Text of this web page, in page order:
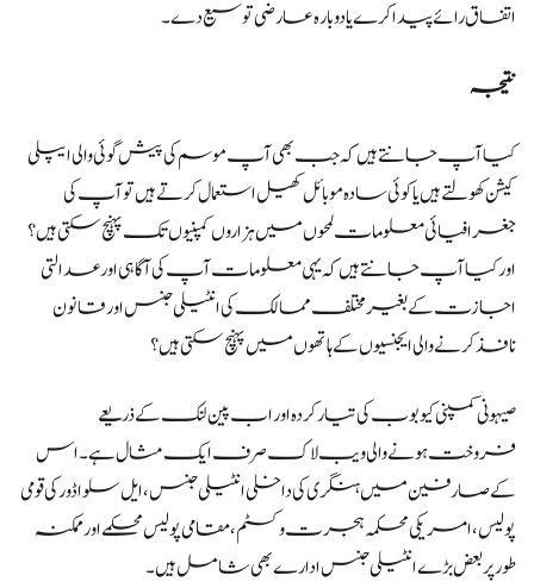
اتفاق رائے پیدا کرے یا دوبارہ عارضی توسیع دے۔
نتیجہ
کیا آپ جانتے ہیں کہ جب بھی آپ موسم کی پیش گوئی والی ایپلی
کیشن کھولتے ہیں یا کوئی سادہ موبائل کھیل استعمال کرتے ہیں تو آپ کی
جغرافیائی معلومات لمحوں میں ہزاروں کمپنیوں تک پہنچ سکتی ہیں؟
اور کیا آپ جانتے ہیں کہ یہی معلومات آپ کی آگاہی اور عدالتی
اجازت کے بغیر مختلف ممالک کی انٹیلی جنس اور قانون
نافذ کرنے والی ایجنسیوں کے ہاتھوں میں پہنچ سکتی ہیں؟
صیہونی کمپنی کیوبوب کی تیار کردہ اور اب پین لنک کے ذریعے
فروخت ہونے والی ویب لاک صرف ایک مثال ہے۔ اس
کے صارفین میں ہنگری کی داخلی انٹیلی جنس، ایل سلواڈور کی قومی
پولیس، امریکی محکمہ ہجرت و کسٹم، مقامی پولیس محکمے اور ممکنہ
طور پر بعض بڑے انٹیلی جنس ادارے بھی شامل ہیں۔